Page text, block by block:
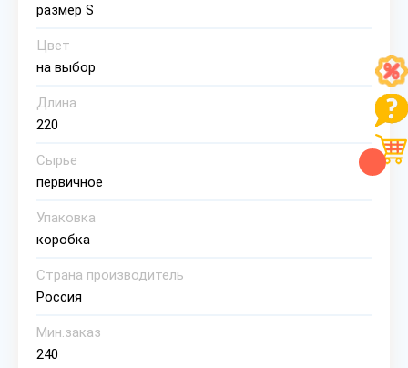
размер S
Цвет
на выбор
Длина
220
Сырье
первичное
Упаковка
коробка
Страна производитель
Россия
Мин.заказ
240